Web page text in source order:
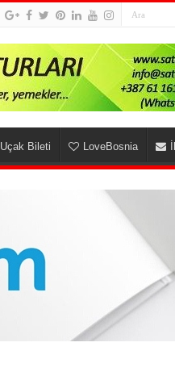
Uçak Bileti LoveBosnia